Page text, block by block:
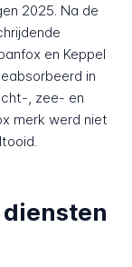
2025. Na de
en Keppel
in
, zee- en
merk werd niet